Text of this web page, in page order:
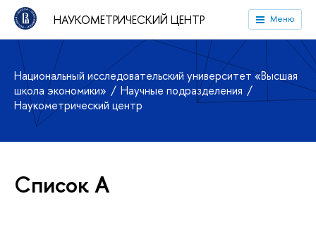
НАУКОМЕТРИЧЕСКИЙ ЦЕНТР Меню
Национальный исследовательский университет «Высшая
школа экономики»
Научные подразделения
Наукометрический центр
Список A